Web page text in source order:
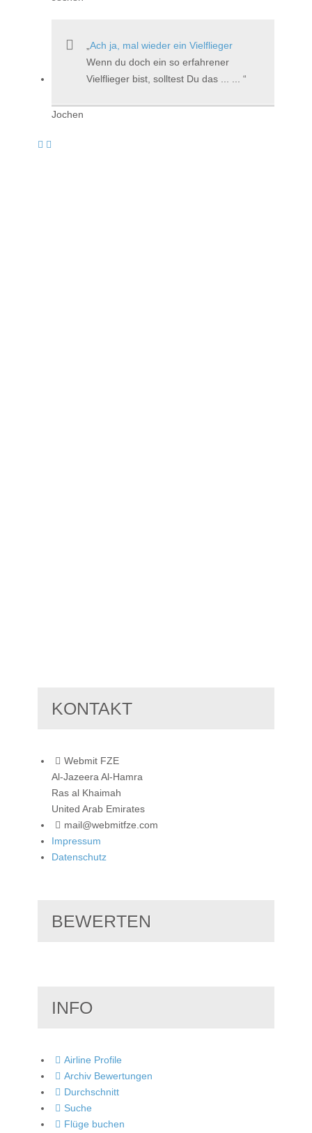
Ach ja, mal wieder ein Vielflieger
Wenn du doch ein so erfahrener
Vielflieger bist, solltest Du das ... ...
Jochen
KONTAKT
Webmit FZE
Al-Jazeera Al-Hamra
Ras al Khaimah
United Arab Emirates
mail@webmitfze.com
Impressum
Datenschutz
BEWERTEN
INFO
Airline Profile
Archiv Bewertungen
Durchschnitt
Suche
Flüge buchen